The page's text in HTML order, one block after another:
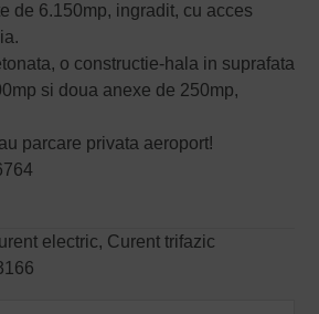
de 6.150mp, ingradit, cu acces
o constructie-hala in suprafata
si doua anexe de 250mp,
parcare privata aeroport!
electric, Curent trifazic